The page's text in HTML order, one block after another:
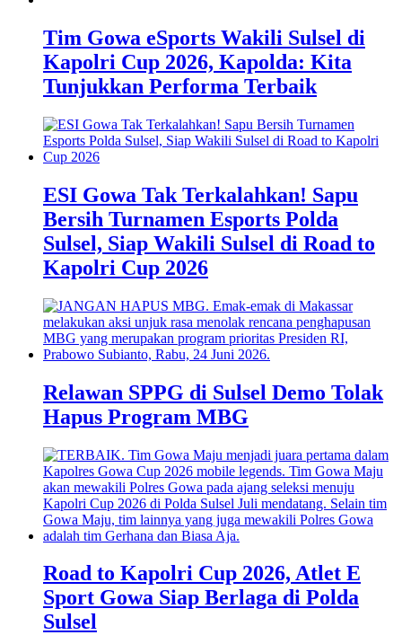
Tim Gowa eSports Wakili Sulsel di
Kapolri Cup 2026, Kapolda: Kita
Tunjukkan Performa Terbaik
ESI Gowa Tak Terkalahkan! Sapu
Bersih Turnamen Esports Polda
Sulsel, Siap Wakili Sulsel di Road to
Kapolri Cup 2026
Relawan SPPG di Sulsel Demo Tolak
Hapus Program MBG
Road to Kapolri Cup 2026, Atlet E
Sport Gowa Siap Berlaga di Polda
Sulsel